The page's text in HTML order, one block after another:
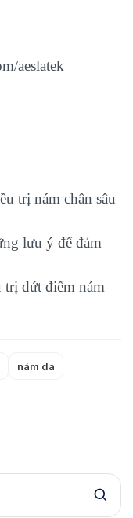
aeslatek
trị nám chân sâu
lưu ý để đảm
trị dứt điểm nám
nám da